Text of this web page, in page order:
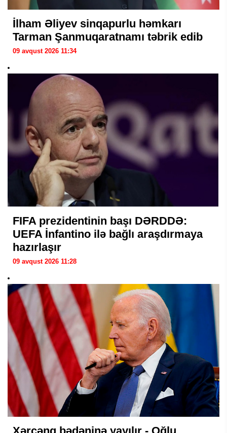
İlham Əliyev sinqapurlu həmkarı
Tarman Şanmuqaratnamı təbrik edib
09 avqust 2026 11:34
FIFA prezidentinin başı DƏRDDƏ:
UEFA İnfantino ilə bağlı araşdırmaya
hazırlaşır
09 avqust 2026 11:28